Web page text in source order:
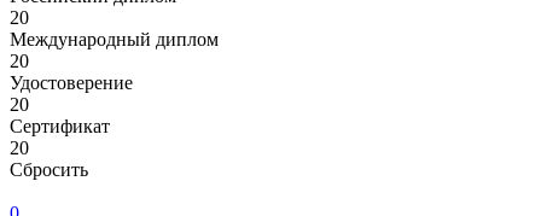
20
Международный диплом
20
Удостоверение
20
Сертификат
20
Сбросить